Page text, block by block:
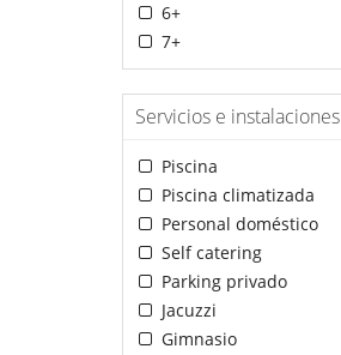
6+
7+
Servicios e instalaciones
Piscina
Piscina climatizada
Personal doméstico
Self catering
Parking privado
Jacuzzi
Gimnasio